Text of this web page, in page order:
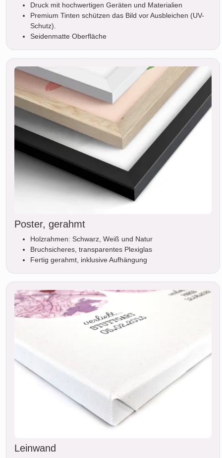
Druck mit hochwertigen Geräten und Materialien
Premium Tinten schützen das Bild vor Ausbleichen (UV-
Schutz).
Seidenmatte Oberfläche
Poster, gerahmt
Holzrahmen: Schwarz, Weiß und Natur
Bruchsicheres, transparentes Plexiglas
Fertig gerahmt, inklusive Aufhängung
Leinwand